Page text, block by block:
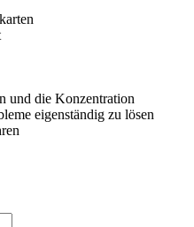
und die Konzentration
eigenständig zu lösen